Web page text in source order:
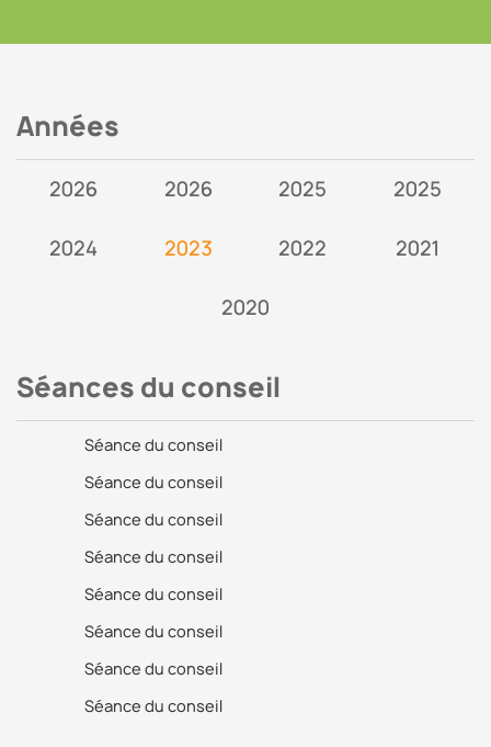
Années
2026 2026 2025 2025
2024 2023 2022 2021
2020
Séances du conseil
Séance du conseil
Séance du conseil
Séance du conseil
Séance du conseil
Séance du conseil
Séance du conseil
Séance du conseil
Séance du conseil